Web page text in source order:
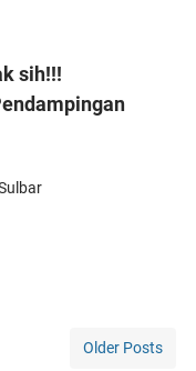
sih!!!
Older Posts